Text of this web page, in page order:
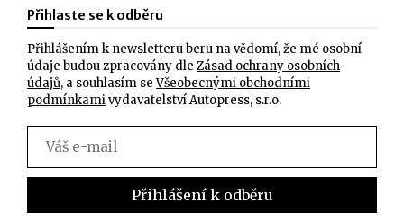
Přihlaste se k odběru
Přihlášením k newsletteru beru na vědomí, že mé osobní
údaje budou zpracovány dle Zásad ochrany osobních
údajů, a souhlasím seVšeobecnými obchodními
podmínkamivydavatelství Autopress, s.r.o.